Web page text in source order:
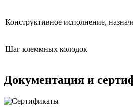
Конструктивное исполнение,
Шаг клеммных колодок
Документация и